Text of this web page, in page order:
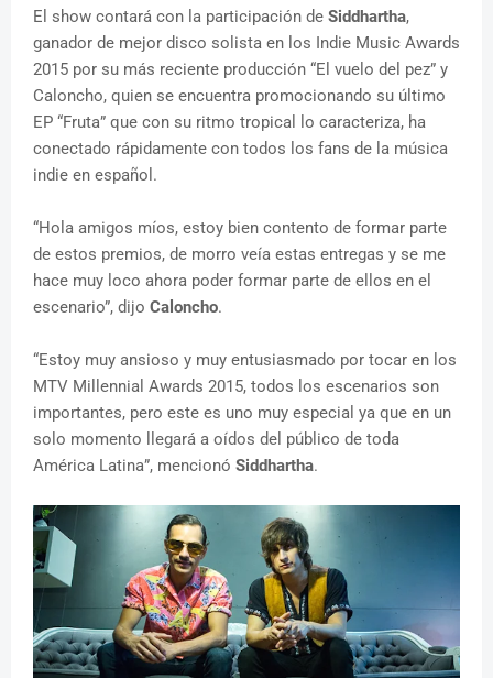
El show contará con la participación de Siddhartha,
ganador de mejor disco solista en los Indie Music Awards
2015 por su más reciente producción “El vuelo del pez” y
Caloncho, quien se encuentra promocionando su último
EP “Fruta” que con su ritmo tropical lo caracteriza, ha
conectado rápidamente con todos los fans de la música
indie en español.
“Hola amigos míos, estoy bien contento de formar parte
de estos premios, de morro veía estas entregas y se me
hace muy loco ahora poder formar parte de ellos en el
escenario”, dijo Caloncho.
“Estoy muy ansioso y muy entusiasmado por tocar en los
MTV Millennial Awards 2015, todos los escenarios son
importantes, pero este es uno muy especial ya que en un
solo momento llegará a oídos del público de toda
América Latina”, mencionó Siddhartha.